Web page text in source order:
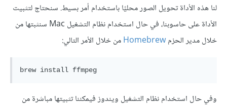
لنا هذه الأداة تحويل الصور محليًا باستخدام أمر بسيط. سنحتاج لتثبيت
الأداة على حاسوبنا، في حال استخدام نظام التشغيل Mac سنثبتها من
خلال مدير الحزمHomebrewمن خلال الأمر التالي:
وفي حال استخدام نظام التشغيل ويندوز فيمكننا تثبيتها مباشرة من